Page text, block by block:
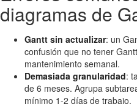
diagramas de
Gantt sin actualizar: un
confusión que no tener
mantenimiento semanal.
Demasiada granularidad:
de 6 meses. Agrupa
mínimo 1-2 días de trabajo.